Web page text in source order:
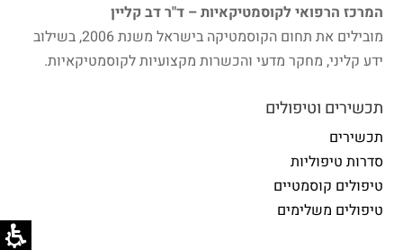
המרכז הרפואי לקוסמטיקאיות – ד"ר דב קליין
מובילים את תחום הקוסמטיקה בישראל משנת 2006, בשילוב
ידע קליני, מחקר מדעי והכשרות מקצועיות לקוסמטיקאיות.
תכשירים וטיפולים
תכשירים
סדרות טיפוליות
טיפולים קוסמטיים
טיפולים משלימים